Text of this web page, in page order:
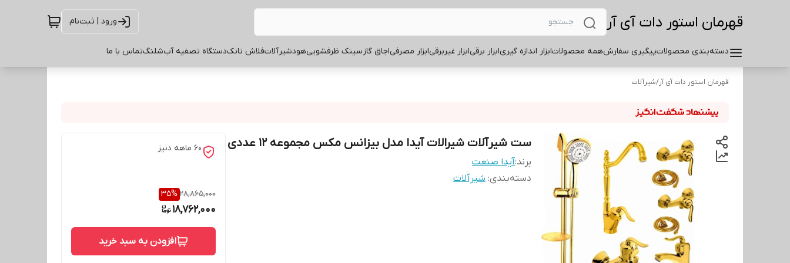
قهرمان استور دات آی آر ورود | ثبت‌نام
دسته‌بندی محصولاتپیگیری سفارشهمه محصولاتابزار اندازه گیریابزار برقیابزار غیربرقیابزار مصرفیاجاق گازسینک ظرفشوییهودشیرآلاتفلاش تانکدستگاه تصفیه آبشلنگتماس با ما
قهرمان استور دات آی آر/شیرآلات
ست شیرآلات شیرالات آیدا مدل بیزانس مکس مجموعه 12 عددی
برند:آیدا صنعت
دسته‌بندی: شیرآلات
60 ماهه دنیز
28,865,000
35%
18,762,000
افزودن به سبد خرید